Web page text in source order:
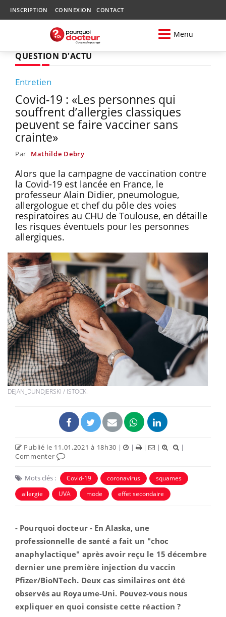
INSCRIPTION CONNEXION CONTACT
Menu
QUESTION D'ACTU
Entretien
Covid-19 : «Les personnes qui
souffrent d’allergies classiques
peuvent se faire vacciner sans
crainte»
Par Mathilde Debry
Alors que la campagne de vaccination contre
la Covid-19 est lancée en France, le
professeur Alain Didier, pneumologue,
allergologue et chef du pôle des voies
respiratoires au CHU de Toulouse, en détaille
les risques éventuels pour les personnes
allergiques.
DEJAN_DUNDJERSKI / ISTOCK.
Publié le 11.01.2021 à 18h30 | | | |
|
Commenter
Mots clés : Covid-19 coronavirus
squames
allergie
UVA mode effet secondaire
- Pourquoi docteur - En Alaska, une
professionnelle de santé a fait un "choc
anaphylactique" après avoir reçu le 15 décembre
dernier une première injection du vaccin
Pfizer/BioNTech. Deux cas similaires ont été
observés au Royaume-Uni. Pouvez-vous nous
expliquer en quoi consiste cette réaction ?